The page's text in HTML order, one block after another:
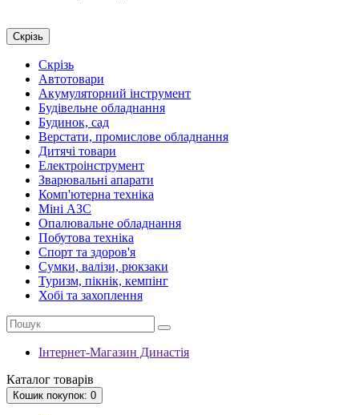
Скрізь
Скрізь
Автотовари
Акумуляторний інструмент
Будівельне обладнання
Будинок, сад
Верстати, промислове обладнання
Дитячі товари
Електроінструмент
Зварювальні апарати
Комп'ютерна техніка
Міні АЗС
Опалювальне обладнання
Побутова техніка
Спорт та здоров'я
Сумки, валізи, рюкзаки
Туризм, пікнік, кемпінг
Хобі та захоплення
Інтернет-Магазин Династія
Каталог товарів
Кошик покупок: 0